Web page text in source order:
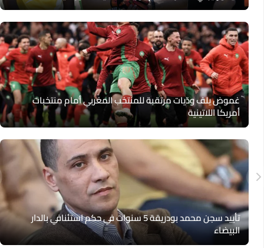
غموض يلف ودّيات مرتقبة للمنتخب المغربي أمام منتخبات
أمريكا اللاتينية
تأييد سجن محمد بودريقة 5 سنوات في حكم استئنافي بالدار
البيضاء